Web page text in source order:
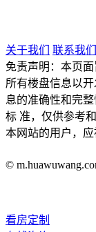
关于我们
联系我们
免责声明：本页
所有楼盘信息以
息的准确性和完
标 准，仅供参考
本网站的用户，应
©
看房定制